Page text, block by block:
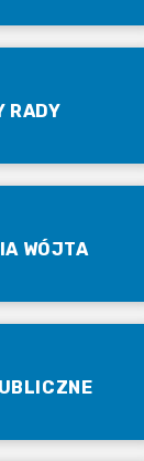
RADY
WÓJTA